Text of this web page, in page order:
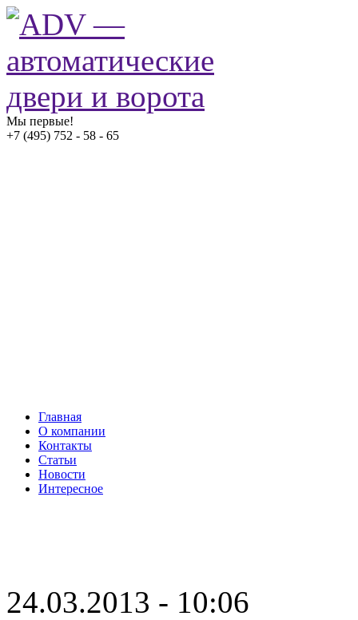
Мы первые!
+7 (495) 752 - 58 - 65
Главная
О компании
Контакты
Статьи
Новости
Интересное
24.03.2013 - 10:06